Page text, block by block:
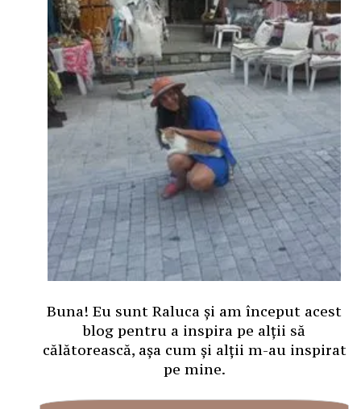
Buna! Eu sunt Raluca și am început acest
blog pentru a inspira pe alții să
călătorească, așa cum și alții m-au inspirat
pe mine.